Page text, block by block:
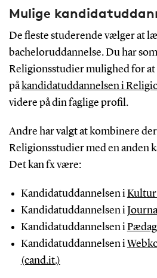
Mulige
De fleste studerende vælger at
bacheloruddannelse. Du har
Religionsstudier mulighed for
påkandidatuddannelsen i
videre på din faglige profil.
Andre har valgt at kombinere
Religionsstudier med en anden
Det kan fx være:
Kandidatuddannelsen i
Kandidatuddannelsen i
Kandidatuddannelsen i
Kandidatuddannelsen i
(cand.it.)